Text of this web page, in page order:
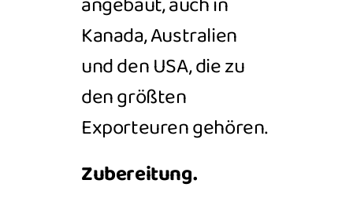
Kanada, Australien
und den USA, die zu
den größten
Exporteuren gehören.
Zubereitung.